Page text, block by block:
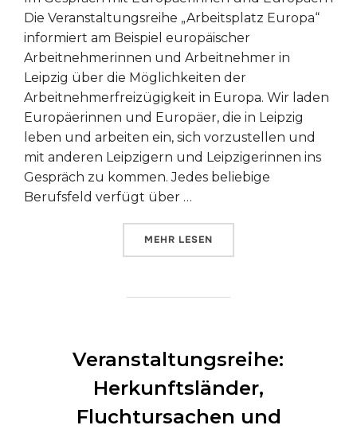
Die Veranstaltungsreihe „Arbeitsplatz Europa“
informiert am Beispiel europäischer
Arbeitnehmerinnen und Arbeitnehmer in
Leipzig über die Möglichkeiten der
Arbeitnehmerfreizügigkeit in Europa. Wir laden
Europäerinnen und Europäer, die in Leipzig
leben und arbeiten ein, sich vorzustellen und
mit anderen Leipzigern und Leipzigerinnen ins
Gespräch zu kommen. Jedes beliebige
Berufsfeld verfügt über …
MEHR ÜBER
LESEN
Veranstaltungsreihe:
Herkunftsländer,
Fluchtursachen und